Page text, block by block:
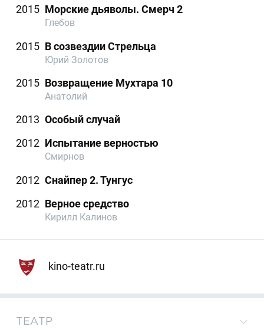
2015 Морские дьяволы. Смерч 2
Глебов
2015 В созвездии Стрельца
Юрий Золотов
2015 Возвращение Мухтара 10
Анатолий
2013 Особый случай
2012 Испытание верностью
Смирнов
2012 Снайпер 2. Тунгус
2012 Верное средство
Кирилл Калинов
kino-teatr.ru
ТЕАТР